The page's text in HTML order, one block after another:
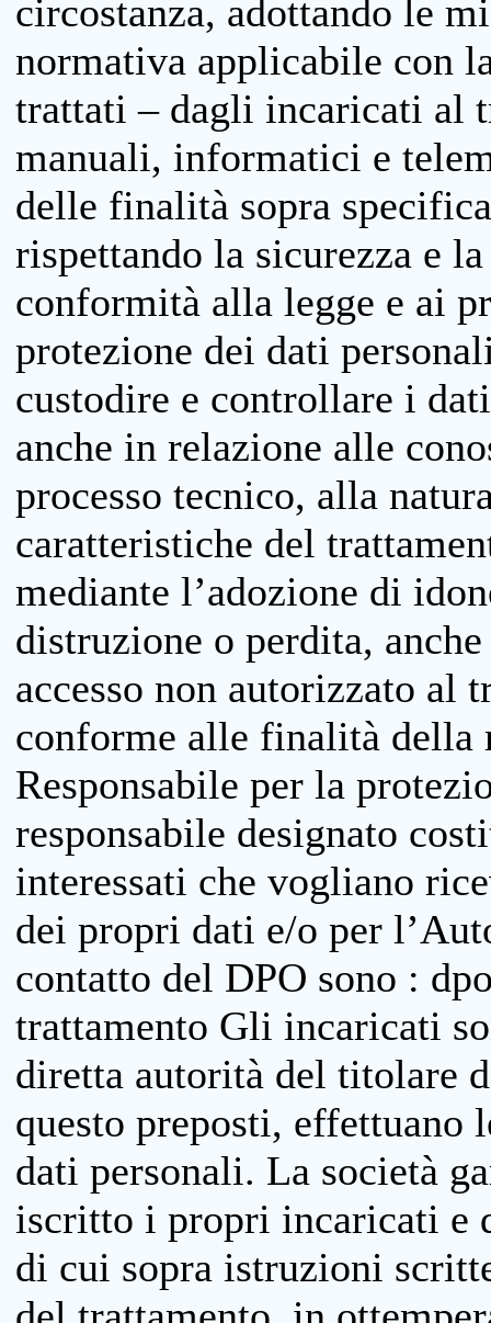
circostanza, adottando le
normativa applicabile con
trattati – dagli incaricati al
manuali, informatici e
delle finalità sopra
rispettando la sicurezza e
conformità alla legge e ai
protezione dei dati
custodire e controllare i
anche in relazione alle
processo tecnico, alla
caratteristiche del
mediante l’adozione di
distruzione o perdita,
accesso non autorizzato al
conforme alle finalità della
Responsabile per la
responsabile designato
interessati che vogliano
dei propri dati e/o per
contatto del DPO sono :
trattamento Gli incaricati
diretta autorità del titolare
questo preposti, effettuano
dati personali. La società
iscritto i propri incaricati e
di cui sopra istruzioni